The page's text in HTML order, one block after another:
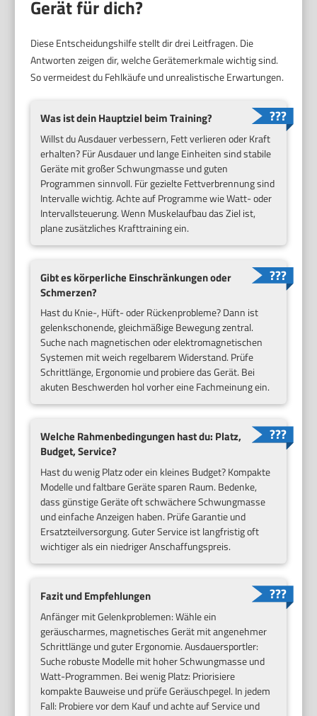
Gerät für dich?
Diese Entscheidungshilfe stellt dir drei Leitfragen. Die
Antworten zeigen dir, welche Gerätemerkmale wichtig sind.
So vermeidest du Fehlkäufe und unrealistische Erwartungen.
Was ist dein Hauptziel beim Training?
Willst du Ausdauer verbessern, Fett verlieren oder Kraft
erhalten? Für Ausdauer und lange Einheiten sind stabile
Geräte mit großer Schwungmasse und guten
Programmen sinnvoll. Für gezielte Fettverbrennung sind
Intervalle wichtig. Achte auf Programme wie Watt- oder
Intervallsteuerung. Wenn Muskelaufbau das Ziel ist,
plane zusätzliches Krafttraining ein.
Gibt es körperliche Einschränkungen oder
Schmerzen?
Hast du Knie-, Hüft- oder Rückenprobleme? Dann ist
gelenkschonende, gleichmäßige Bewegung zentral.
Suche nach magnetischen oder elektromagnetischen
Systemen mit weich regelbarem Widerstand. Prüfe
Schrittlänge, Ergonomie und probiere das Gerät. Bei
akuten Beschwerden hol vorher eine Fachmeinung ein.
Welche Rahmenbedingungen hast du: Platz,
Budget, Service?
Hast du wenig Platz oder ein kleines Budget? Kompakte
Modelle und faltbare Geräte sparen Raum. Bedenke,
dass günstige Geräte oft schwächere Schwungmasse
und einfache Anzeigen haben. Prüfe Garantie und
Ersatzteilversorgung. Guter Service ist langfristig oft
wichtiger als ein niedriger Anschaffungspreis.
Fazit und Empfehlungen
Anfänger mit Gelenkproblemen: Wähle ein
geräuscharmes, magnetisches Gerät mit angenehmer
Schrittlänge und guter Ergonomie. Ausdauersportler:
Suche robuste Modelle mit hoher Schwungmasse und
Watt-Programmen. Bei wenig Platz: Priorisiere
kompakte Bauweise und prüfe Geräuschpegel. In jedem
Fall: Probiere vor dem Kauf und achte auf Service und